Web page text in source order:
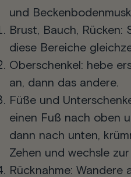
und
Brust, Bauch, Rücken:
diese Bereiche
Oberschenkel : hebe
an, dann das andere.
Füße und
einen Fuß nach oben
dann nach unten,
Zehen und wechsle
Rücknahme: Wandere